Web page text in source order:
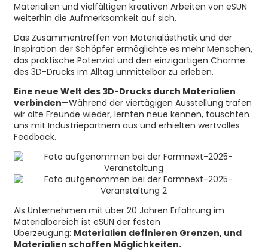
Materialien und vielfältigen kreativen Arbeiten von eSUN
weiterhin die Aufmerksamkeit auf sich.
Das Zusammentreffen von Materialästhetik und der
Inspiration der Schöpfer ermöglichte es mehr Menschen,
das praktische Potenzial und den einzigartigen Charme
des 3D-Drucks im Alltag unmittelbar zu erleben.
Eine neue Welt des 3D-Drucks durch Materialien
verbinden—Während der viertägigen Ausstellung trafen
wir alte Freunde wieder, lernten neue kennen, tauschten
uns mit Industriepartnern aus und erhielten wertvolles
Feedback.
Als Unternehmen mit über 20 Jahren Erfahrung im
Materialbereich ist eSUN der festen
Überzeugung: Materialien definieren Grenzen, und
Materialien schaffen Möglichkeiten.